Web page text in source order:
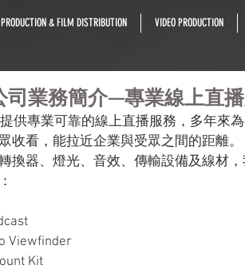
& FILM DISTRIBUTION VIDEO PRODUCTION
司業務簡介—專業線上直播
供專業可靠的線上直播服務，多年來
收看，能拉近企業與受眾之間的距離。
換器、燈光、音效、傳輸設備及線材
Viewfinder
Kit